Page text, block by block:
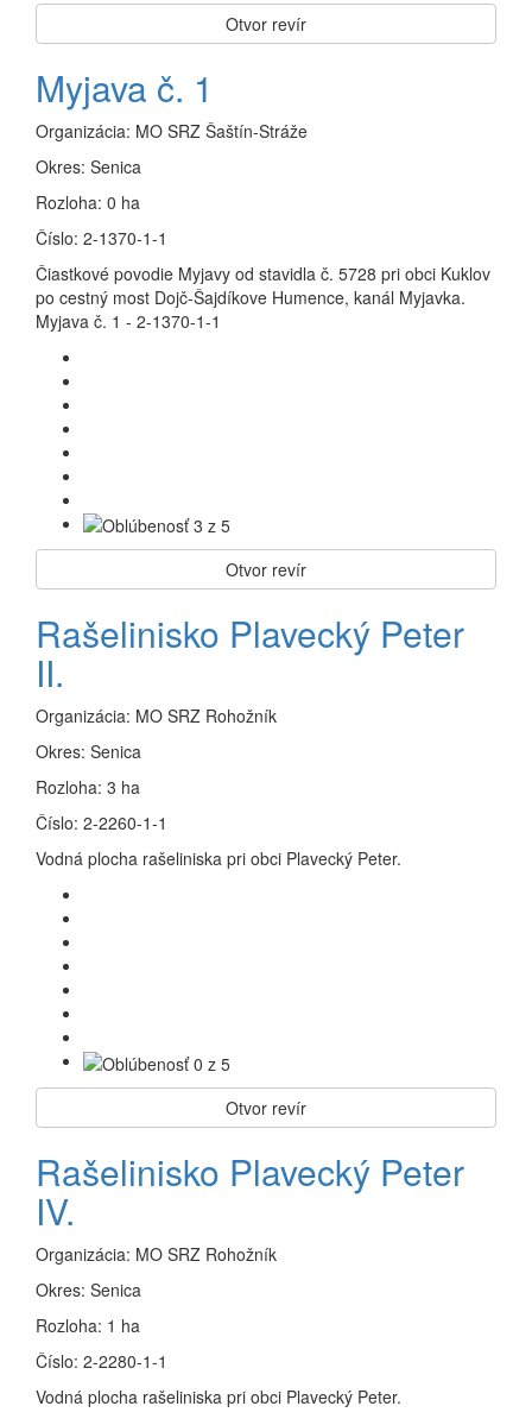
Otvor revír
Myjava č. 1
Organizácia: MO SRZ Šaštín-Stráže
Okres: Senica
Rozloha: 0 ha
Číslo: 2-1370-1-1
Čiastkové povodie Myjavy od stavidla č. 5728 pri obci Kuklov
po cestný most Dojč-Šajdíkove Humence, kanál Myjavka.
Myjava č. 1 - 2-1370-1-1
Otvor revír
Rašelinisko Plavecký Peter
II.
Organizácia: MO SRZ Rohožník
Okres: Senica
Rozloha: 3 ha
Číslo: 2-2260-1-1
Vodná plocha rašeliniska pri obci Plavecký Peter.
Otvor revír
Rašelinisko Plavecký Peter
IV.
Organizácia: MO SRZ Rohožník
Okres: Senica
Rozloha: 1 ha
Číslo: 2-2280-1-1
Vodná plocha rašeliniska pri obci Plavecký Peter.